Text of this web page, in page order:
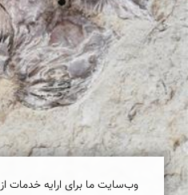
وب‌سایت ما برای ارایه خدمات